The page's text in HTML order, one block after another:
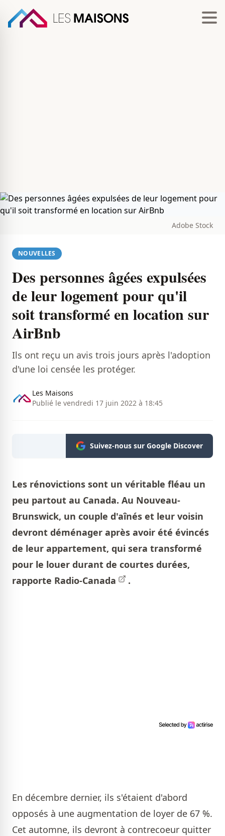
Adobe Stock
NOUVELLES
Des personnes âgées expulsées
de leur logement pour qu'il
soit transformé en location sur
AirBnb
Ils ont reçu un avis trois jours après l'adoption
d'une loi censée les protéger.
Les Maisons
Publié le vendredi 17 juin 2022 à 18:45
Suivez-nous sur Google Discover
Les rénovictions sont un véritable fléau un
peu partout au Canada. Au Nouveau-
Brunswick, un couple d'aînés et leur voisin
devront déménager après avoir été évincés
de leur appartement, qui sera transformé
pour le louer durant de courtes durées,
rapporte Radio-Canada .
En décembre dernier, ils s'étaient d'abord
opposés à une augmentation de loyer de 67 %.
Cet automne, ils devront à contrecoeur quitter